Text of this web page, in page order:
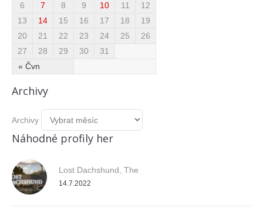
« Čvn
6
7 8 9 10 11
12
13
14 15 16 17 18
19
20
21 22 23 24 25
26
27
28 29 30 31
Archivy
Archivy
Náhodné profily her
Lost Dachshund, The
14.7.2022